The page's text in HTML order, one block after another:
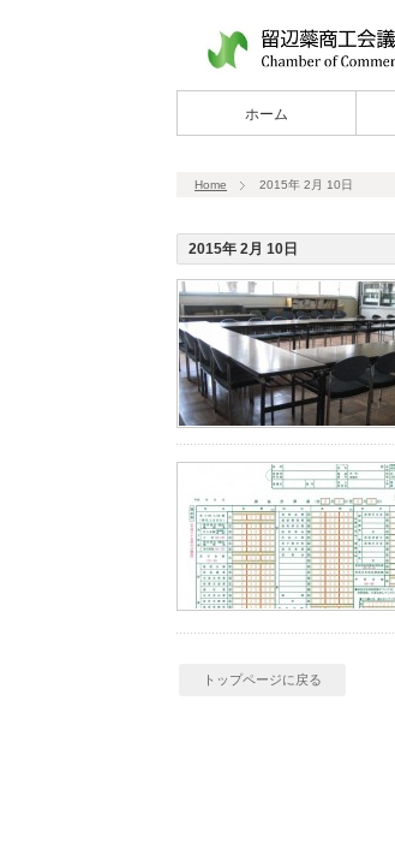
ホーム
Home 2015年 2月 10日
2015年 2月 10日
トップページに戻る